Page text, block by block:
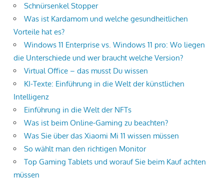
Schnürsenkel Stopper
Was ist Kardamom und welche gesundheitlichen
Vorteile hat es?
Windows 11 Enterprise vs. Windows 11 pro: Wo liegen
die Unterschiede und wer braucht welche Version?
Virtual Office – das musst Du wissen
KI-Texte: Einführung in die Welt der künstlichen
Intelligenz
Einführung in die Welt der NFTs
Was ist beim Online-Gaming zu beachten?
Was Sie über das Xiaomi Mi 11 wissen müssen
So wählt man den richtigen Monitor
Top Gaming Tablets und worauf Sie beim Kauf achten
müssen